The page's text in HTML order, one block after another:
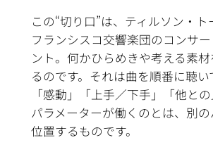
この“切り口”は、ティルソン・
フランシスコ交響楽団のコンサ
ント。何かひらめきや考える素
るのです。それは曲を順番に聴い
「感動」「上手／下手」「他と
パラメーターが働くのとは、別
位置するものです。